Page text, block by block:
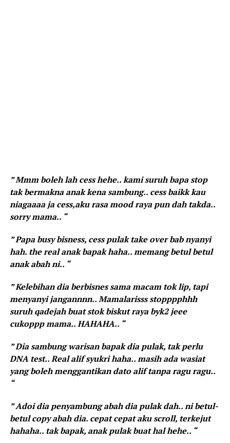
” Mmm boleh lah cess hehe.. kami suruh bapa stop
tak bermakna anak kena sambung.. cess baikk kau
niagaaaa ja cess,aku rasa mood raya pun dah takda..
sorry mama.. “
” Papa busy bisness, cess pulak take over bab nyanyi
hah. the real anak bapak haha.. memang betul betul
anak abah ni.. “
” Kelebihan dia berbisnes sama macam tok lip, tapi
menyanyi jangannnn.. Mamalarisss stopppphhh
suruh qadejah buat stok biskut raya byk2 jeee
cukoppp mama.. HAHAHA.. “
” Dia sambung warisan bapak dia pulak, tak perlu
DNA test.. Real alif syukri haha.. masih ada wasiat
yang boleh menggantikan dato alif tanpa ragu ragu..
“
” Adoi dia penyambung abah dia pulak dah.. ni betul-
betul copy abah dia. cepat cepat aku scroll, terkejut
hahaha.. tak bapak, anak pulak buat hal hehe.. “